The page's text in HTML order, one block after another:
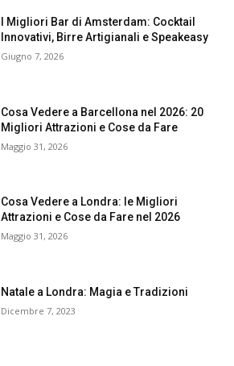
I Migliori Bar di Amsterdam: Cocktail
Innovativi, Birre Artigianali e Speakeasy
Giugno 7, 2026
Cosa Vedere a Barcellona nel 2026: 20
Migliori Attrazioni e Cose da Fare
Maggio 31, 2026
Cosa Vedere a Londra: le Migliori
Attrazioni e Cose da Fare nel 2026
Maggio 31, 2026
Natale a Londra: Magia e Tradizioni
Dicembre 7, 2023